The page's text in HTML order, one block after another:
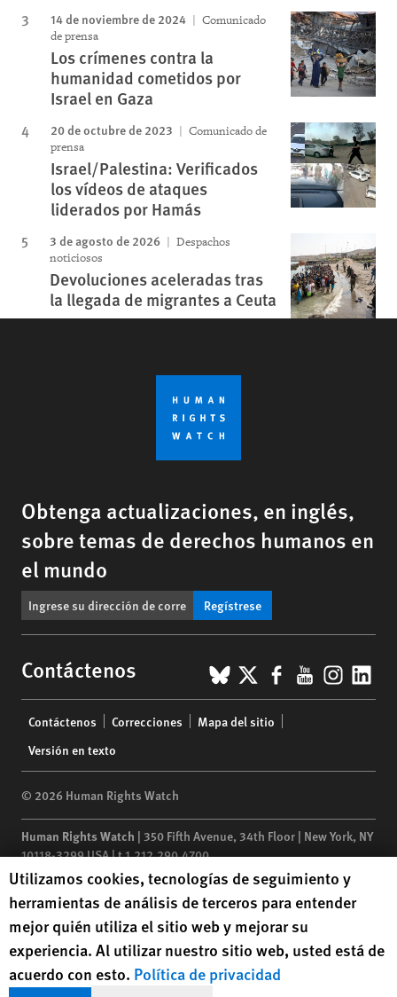
14 de noviembre de 2024
Comunicado
de prensa
Los crímenes contra la
humanidad cometidos por
Israel en Gaza
20 de octubre de 2023
Comunicado de
prensa
Israel/Palestina: Verificados
los vídeos de ataques
liderados por Hamás
3 de agosto de 2026
Despachos
noticiosos
Devoluciones aceleradas tras
la llegada de migrantes a Ceuta
Obtenga actualizaciones, en inglés,
sobre temas de derechos humanos en
el mundo
Regístrese
Contáctenos BlueSky
X Facebook
YouTube
menu
Contáctenos Correcciones
Mapa del sitio
Versión en texto
© 2026 Human Rights Watch
Human Rights Watch | 350 Fifth Avenue, 34th Floor | New York, NY
10118-3299USA|t1.212.290.4700
Human Rights Watchis a 501(C)(3) nonprofit registered in the US
under EIN: 13-2875808
Human Rights Watch cookie preferences
Utilizamos cookies, tecnologías de seguimiento y
herramientas de análisis de terceros para entender
mejor quién utiliza el sitio web y mejorar su
experiencia. Al utilizar nuestro sitio web, usted está de
acuerdo con esto. Política de privacidad